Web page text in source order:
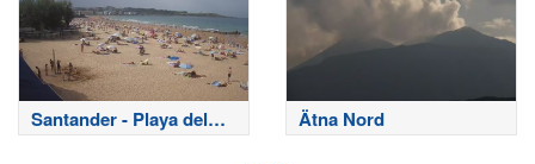
Santander - Playa del
Sardinero
Ätna Nord